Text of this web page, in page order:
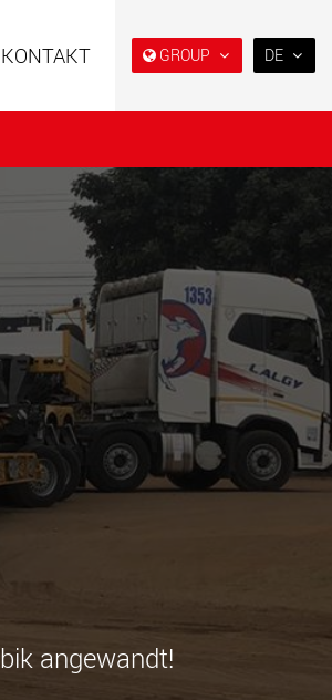
GROUP
Semi-Tieflader und Tieflader,
konzipiert für den US-Markt.
www.maxtrailer.us
Batteriebetriebene
Elektrofahrzeuge mit
Nutzlasten ab 5 t
www.morello.eu.com
SPMT und
Industrietransporter für
DE
ES
日本
PT(BR)
KONTAKT
angewandt!